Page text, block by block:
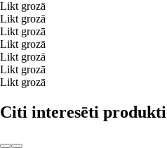
Likt grozā
Likt grozā
Likt grozā
Likt grozā
Likt grozā
Likt grozā
Likt grozā
Citi interesēti produkti